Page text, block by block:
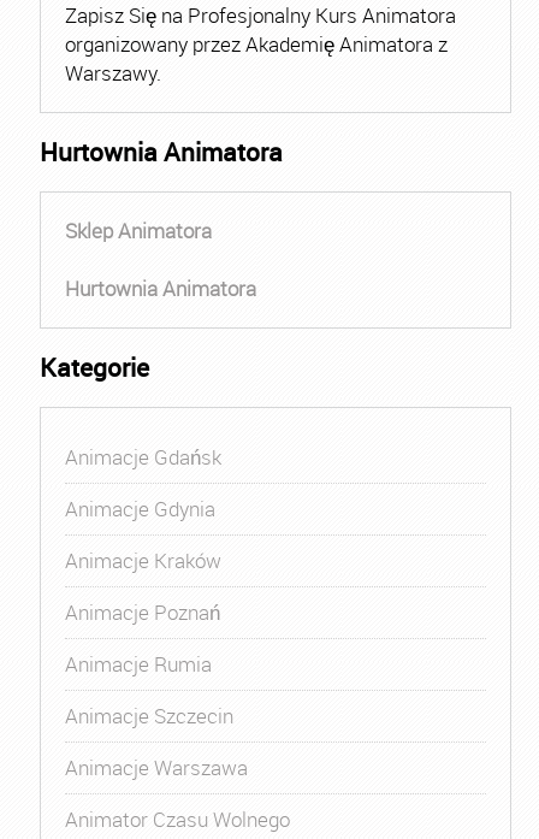
Zapisz Się na Profesjonalny Kurs Animatora
organizowany przez Akademię Animatora z
Warszawy.
Hurtownia Animatora
Sklep Animatora
Hurtownia Animatora
Kategorie
Animacje Gdańsk
Animacje Gdynia
Animacje Kraków
Animacje Poznań
Animacje Rumia
Animacje Szczecin
Animacje Warszawa
Animator Czasu Wolnego